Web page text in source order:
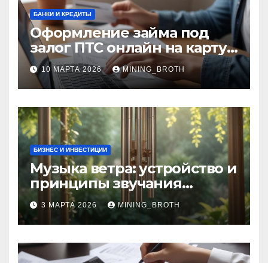
БАНКИ И КРЕДИТЫ
Оформление займа под
залог ПТС онлайн на карту
без визита в офис: порядок,
требования и документы
10 МАРТА 2026 MINING_BROTH
БИЗНЕС И ИНВЕСТИЦИИ
Музыка ветра: устройство и
принципы звучания
колокольчиков
3 МАРТА 2026 MINING_BROTH